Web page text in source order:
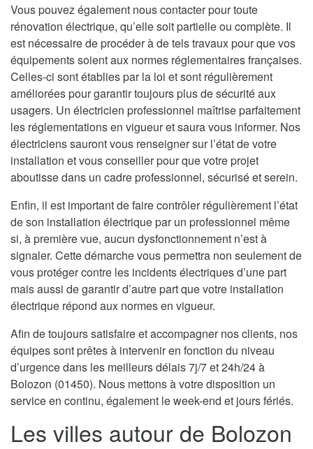
Vous pouvez également nous contacter pour toute
rénovation électrique, qu’elle soit partielle ou complète. Il
est nécessaire de procéder à de tels travaux pour que vos
équipements soient aux normes réglementaires françaises.
Celles-ci sont établies par la loi et sont régulièrement
améliorées pour garantir toujours plus de sécurité aux
usagers. Un électricien professionnel maîtrise parfaitement
les réglementations en vigueur et saura vous informer. Nos
électriciens sauront vous renseigner sur l’état de votre
installation et vous conseiller pour que votre projet
aboutisse dans un cadre professionnel, sécurisé et serein.
Enfin, il est important de faire contrôler régulièrement l’état
de son installation électrique par un professionnel même
si, à première vue, aucun dysfonctionnement n’est à
signaler. Cette démarche vous permettra non seulement de
vous protéger contre les incidents électriques d’une part
mais aussi de garantir d’autre part que votre installation
électrique répond aux normes en vigueur.
Afin de toujours satisfaire et accompagner nos clients, nos
équipes sont prêtes à intervenir en fonction du niveau
d’urgence dans les meilleurs délais 7j/7 et 24h/24 à
Bolozon (01450). Nous mettons à votre disposition un
service en continu, également le week-end et jours fériés.
Les villes autour de Bolozon